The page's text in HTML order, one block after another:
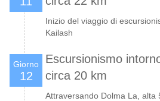
Inizio del viaggio di
Kailash
Giorno
12
Escursionismo
circa 20 km
Attraversando Dolma La, alta